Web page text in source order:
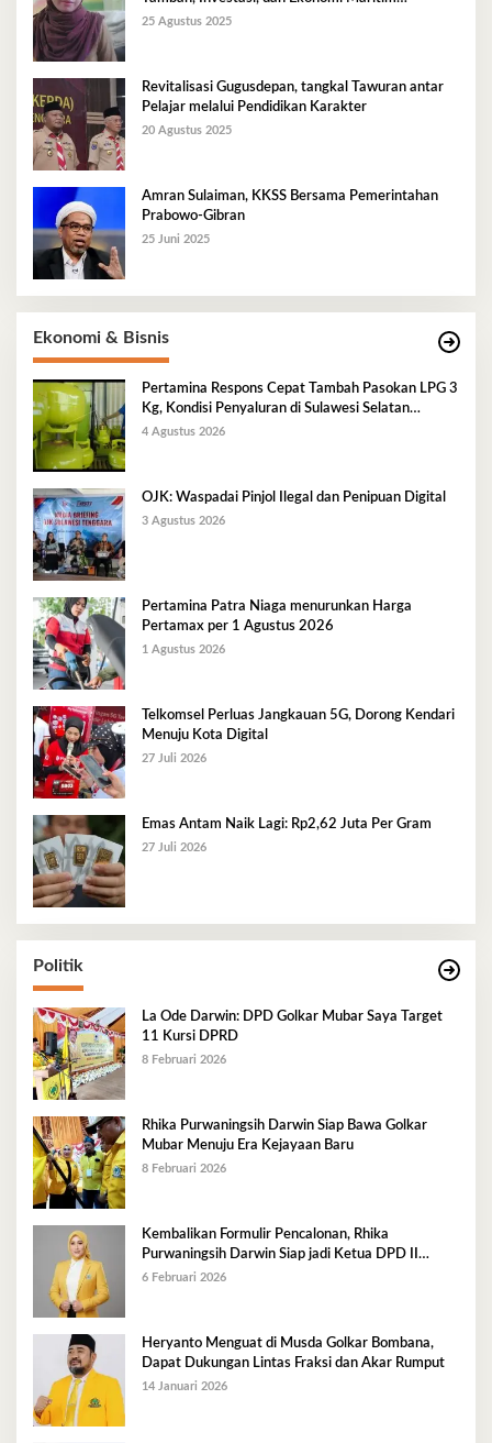
Berkelanjutan
25 Agustus 2025
Revitalisasi Gugusdepan, tangkal Tawuran antar
Pelajar melalui Pendidikan Karakter
20 Agustus 2025
Amran Sulaiman, KKSS Bersama Pemerintahan
Prabowo-Gibran
25 Juni 2025
Ekonomi & Bisnis
Pertamina Respons Cepat Tambah Pasokan LPG 3
Kg, Kondisi Penyaluran di Sulawesi Selatan
Berlangsung Kondusif
4 Agustus 2026
OJK: Waspadai Pinjol Ilegal dan Penipuan Digital
3 Agustus 2026
Pertamina Patra Niaga menurunkan Harga
Pertamax per 1 Agustus 2026
1 Agustus 2026
Telkomsel Perluas Jangkauan 5G, Dorong Kendari
Menuju Kota Digital
27 Juli 2026
Emas Antam Naik Lagi: Rp2,62 Juta Per Gram
27 Juli 2026
Politik
La Ode Darwin: DPD Golkar Mubar Saya Target
11 Kursi DPRD
8 Februari 2026
Rhika Purwaningsih Darwin Siap Bawa Golkar
Mubar Menuju Era Kejayaan Baru
8 Februari 2026
Kembalikan Formulir Pencalonan, Rhika
Purwaningsih Darwin Siap jadi Ketua DPD II
Golkar Mubar
6 Februari 2026
Heryanto Menguat di Musda Golkar Bombana,
Dapat Dukungan Lintas Fraksi dan Akar Rumput
14 Januari 2026